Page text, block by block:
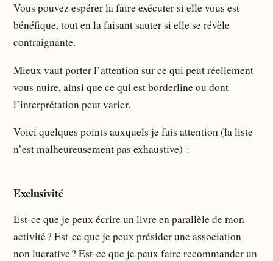
Vous pouvez espérer la faire exécuter si elle vous est
bénéfique, tout en la faisant sauter si elle se révèle
contraignante.
Mieux vaut porter l’attention sur ce qui peut réellement
vous nuire, ainsi que ce qui est borderline ou dont
l’interprétation peut varier.
Voici quelques points auxquels je fais attention (la liste
n’est malheureusement pas exhaustive) :
Exclusivité
Est-ce que je peux écrire un livre en parallèle de mon
activité ? Est-ce que je peux présider une association
non lucrative ? Est-ce que je peux faire recommander un